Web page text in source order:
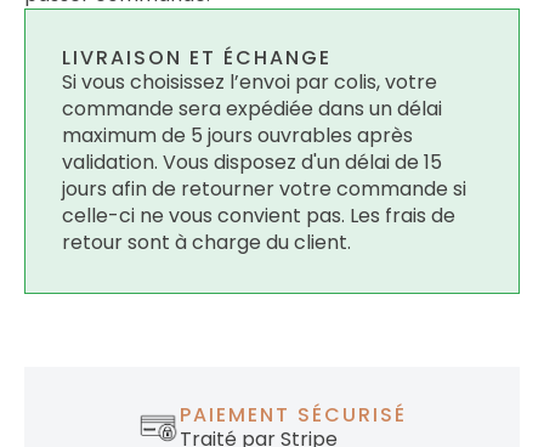
LIVRAISON ET ÉCHANGE
Si vous choisissez l’envoi par colis, votre
commande sera expédiée dans un délai
maximum de 5 jours ouvrables après
validation. Vous disposez d'un délai de 15
jours afin de retourner votre commande si
celle-ci ne vous convient pas. Les frais de
retour sont à charge du client.
PAIEMENT SÉCURISÉ
Traité par Stripe